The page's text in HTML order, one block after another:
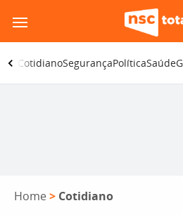
para
o
conteúdo
CotidianoSegurançaPolíticaSaúde
Home > Cotidiano